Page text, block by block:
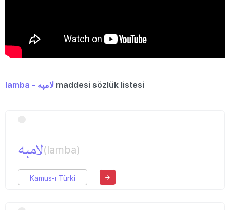
lamba - لامپه maddesi sözlük listesi
لامبه(lamba)
Kamus-ı Türki